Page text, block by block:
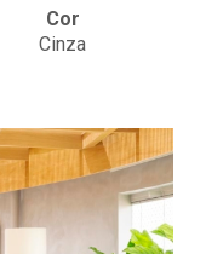
Cor
Cinza